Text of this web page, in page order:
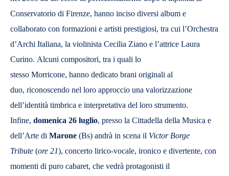
Conservatorio di Firenze, hanno inciso diversi album e
collaborato con formazioni e artisti prestigiosi, tra cui l’Orchestra
d’Archi Italiana, la violinista Cecilia Ziano e l’attrice Laura
Curino. Alcuni compositori, tra i quali lo
stesso Morricone, hanno dedicato brani originali al
duo, riconoscendo nel loro approccio una valorizzazione
dell’identità timbrica e interpretativa del loro strumento.
Infine, domenica 26 luglio, presso la Cittadella della Musica e
dell’Arte di Marone (Bs) andrà in scena il Victor Borge
Tribute (ore 21), concerto lirico-vocale, ironico e divertente, con
momenti di puro cabaret, che vedrà protagonisti il